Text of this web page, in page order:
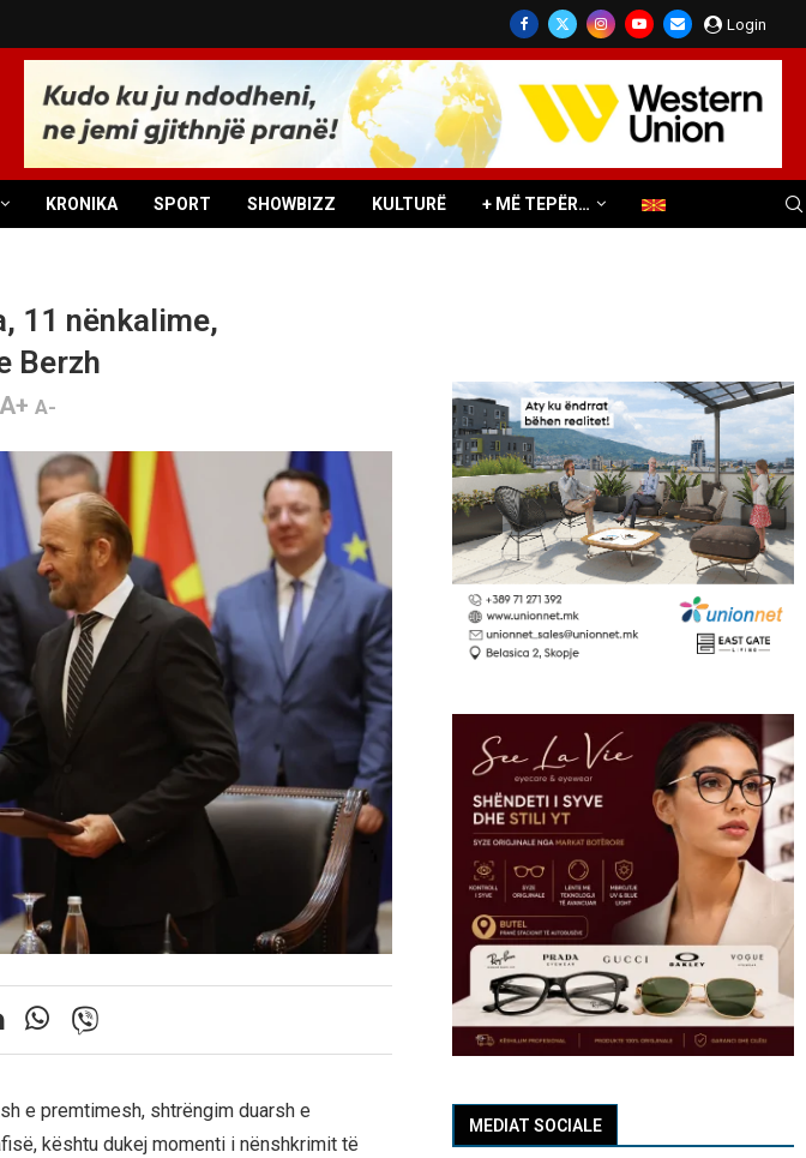
Login
KRONIKA SPORT SHOWBIZZ KULTURË + MË TEPËR…
11 nënkalime,
Berzh
A+ A-
e premtimesh, shtrëngim duarsh e
kështu dukej momenti i nënshkrimit të
MEDIAT SOCIALE